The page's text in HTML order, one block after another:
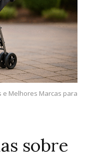
e Melhores Marcas para
sobre